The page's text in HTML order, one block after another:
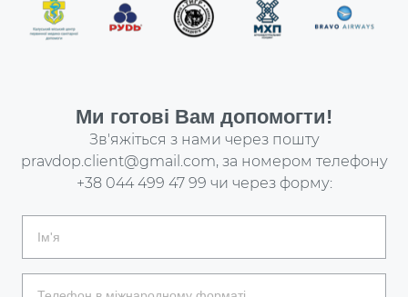
Ми готові Вам допомогти!
Зв'яжіться з нами через пошту
pravdop.client@gmail.com, за номером телефону
+38 044 499 47 99 чи через форму: